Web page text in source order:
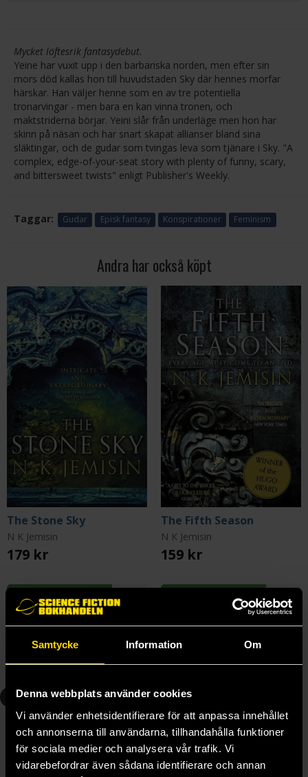
Samtycke Information Om
Denna webbplats använder cookies
Vi använder enhetsidentifierare för att anpassa innehållet
och annonserna till användarna, tillhandahålla funktioner
för sociala medier och analysera vår trafik. Vi
vidarebefordrar även sådana identifierare och annan
Mycket löftesrik fantasydebut.
Yeine har vuxit upp i den barbariska norden, men efter sin
mors död kallas hon till huvudstaden Sky där hennes morfar
härskar. Han väljer henne som en av tre potentiella
tronarvingar - men bara en kan vinna tronen, och
maktstriderna börjar. Yeini slår från underläge men hon har
skinn på näsan och har snart skapat allianser bland sina
släktingar, och de gudar som tvingas leva som tjänare i Sky. "A
complex, edge-of-your-seat story with plenty of funny, scary,
and bittersweet twists" enligt Publisher's Weekly.
Taggar: Gudar Episk fantasy Konspirationer Feminism
Andra har också köpt
The Stone Sky
N K Jemisin
179 kr
Beställ
The Fifth Season
N K Jemisin
159 kr
Andra delar i serien
3